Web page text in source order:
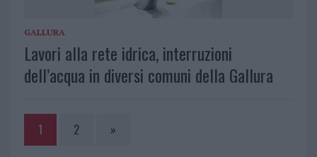
GALLURA
Lavori alla rete idrica, interruzioni
dell’acqua in diversi comuni della Gallura
1 2 »